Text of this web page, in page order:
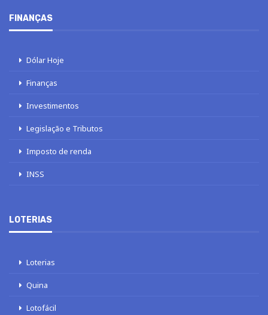
FINANÇAS
Dólar Hoje
Finanças
Investimentos
Legislação e Tributos
Imposto de renda
INSS
LOTERIAS
Loterias
Quina
Lotofácil